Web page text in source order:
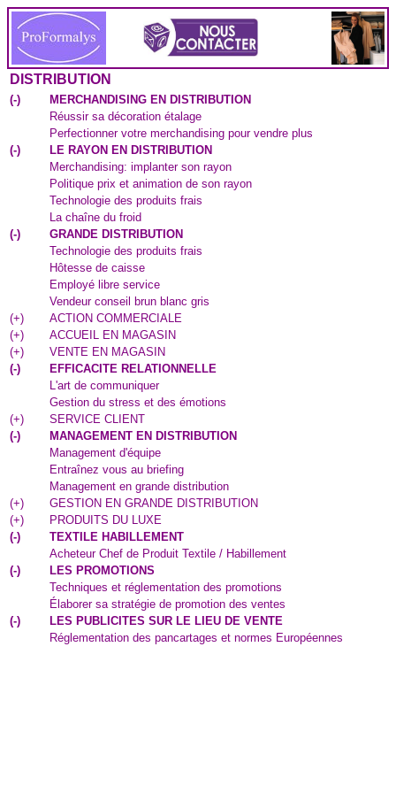
DISTRIBUTION
(-)
MERCHANDISING EN DISTRIBUTION
Réussir sa décoration étalage
Perfectionner votre merchandising pour vendre plus
(-)
LE RAYON EN DISTRIBUTION
Merchandising: implanter son rayon
Politique prix et animation de son rayon
Technologie des produits frais
La chaîne du froid
(-)
GRANDE DISTRIBUTION
Technologie des produits frais
Hôtesse de caisse
Employé libre service
Vendeur conseil brun blanc gris
(+)
ACTION COMMERCIALE
(+)
ACCUEIL EN MAGASIN
(+)
VENTE EN MAGASIN
(-)
EFFICACITE RELATIONNELLE
L'art de communiquer
Gestion du stress et des émotions
(+)
SERVICE CLIENT
(-)
MANAGEMENT EN DISTRIBUTION
Management d'équipe
Entraînez vous au briefing
Management en grande distribution
(+)
GESTION EN GRANDE DISTRIBUTION
(+)
PRODUITS DU LUXE
(-)
TEXTILE HABILLEMENT
Acheteur Chef de Produit Textile / Habillement
(-)
LES PROMOTIONS
Techniques et réglementation des promotions
Élaborer sa stratégie de promotion des ventes
(-)
LES PUBLICITES SUR LE LIEU DE VENTE
Réglementation des pancartages et normes Européennes